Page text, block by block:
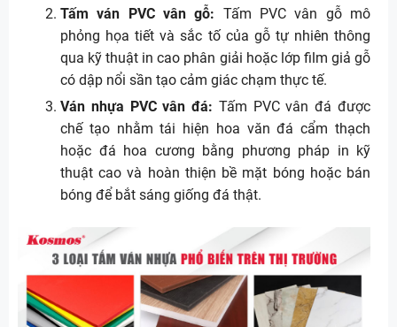
Tấm ván PVC vân gỗ: Tấm PVC vân gỗ mô
phỏng họa tiết và sắc tố của gỗ tự nhiên thông
qua kỹ thuật in cao phân giải hoặc lớp film giả gỗ
có dập nổi sần tạo cảm giác chạm thực tế.
Ván nhựa PVC vân đá: Tấm PVC vân đá được
chế tạo nhằm tái hiện hoa văn đá cẩm thạch
hoặc đá hoa cương bằng phương pháp in kỹ
thuật cao và hoàn thiện bề mặt bóng hoặc bán
bóng để bắt sáng giống đá thật.